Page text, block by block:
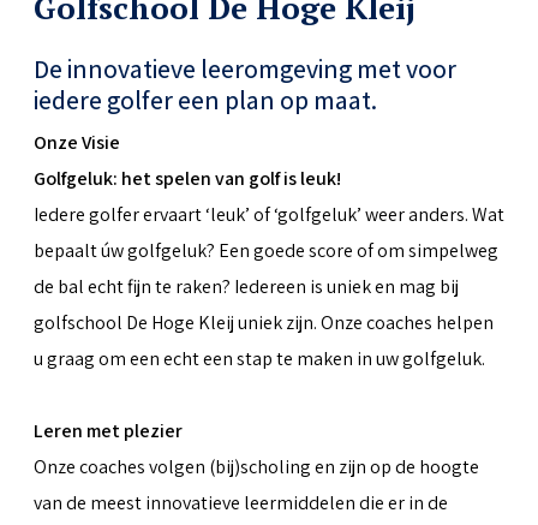
De innovatieve leeromgeving met voor
iedere golfer een plan op maat.
Onze Visie
Golfgeluk: het spelen van golf is leuk!
Iedere golfer ervaart ‘leuk’ of ‘golfgeluk’ weer anders. Wat
bepaalt úw golfgeluk? Een goede score of om simpelweg
de bal echt fijn te raken? Iedereen is uniek en mag bij
golfschool De Hoge Kleij uniek zijn. Onze coaches helpen
u graag om een echt een stap te maken in uw golfgeluk.
Leren met plezier
Onze coaches volgen (bij)scholing en zijn op de hoogte
van de meest innovatieve leermiddelen die er in de